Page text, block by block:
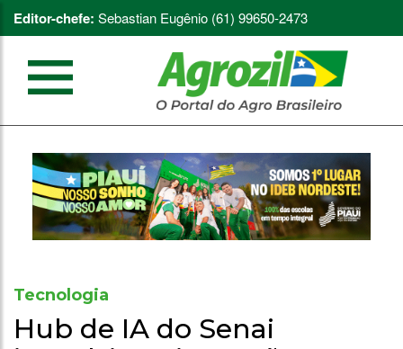
Editor-chefe: Sebastian Eugênio (61) 99650-2473
Tecnologia
Hub de IA do Senai